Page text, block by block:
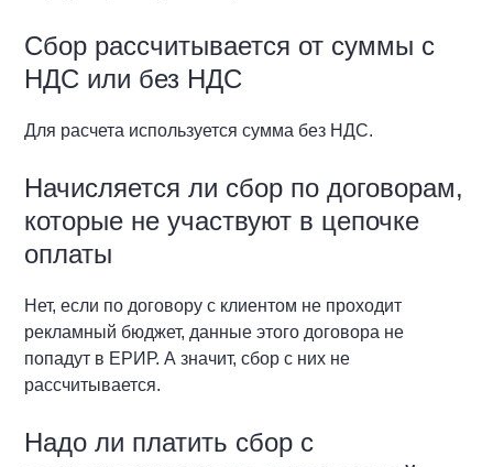
Сбор рассчитывается от суммы с
НДС или без НДС
Для расчета используется сумма без НДС.
Начисляется ли сбор по договорам,
которые не участвуют в цепочке
оплаты
Нет, если по договору с клиентом не проходит
рекламный бюджет, данные этого договора не
попадут в ЕРИР. А значит, сбор с них не
рассчитывается.
Надо ли платить сбор с